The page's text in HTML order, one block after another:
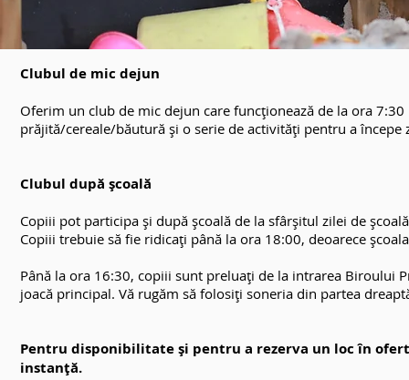
Clubul de mic dejun
Oferim un club de mic dejun care funcționează de la ora
prăjită/cereale/băutură și o serie de activități pentru a începe
Clubul după școală
Copiii pot participa și după școală de la sfârșitul zilei de
Copiii trebuie să fie ridicați până la ora 18:00, deoarece
Până la ora 16:30, copiii sunt preluați de la intrarea Biroului
joacă principal. Vă rugăm să folosiți soneria din partea
Pentru disponibilitate și pentru a rezerva un loc în
instanță.